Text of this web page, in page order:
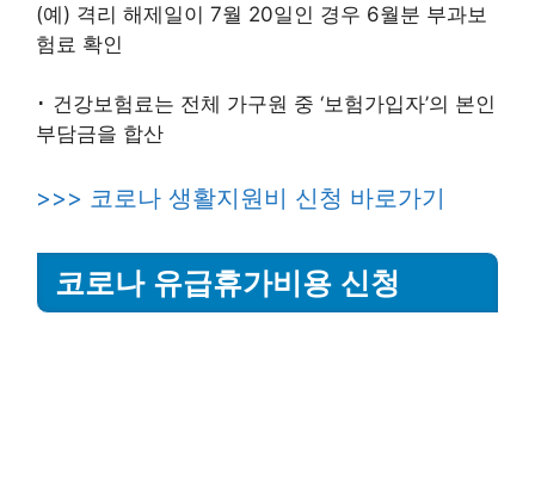
(예) 격리 해제일이 7월 20일인 경우 6월분 부과보
험료 확인
･ 건강보험료는 전체 가구원 중 ‘보험가입자’의 본인
부담금을 합산
>>> 코로나 생활지원비 신청 바로가기
코로나 유급휴가비용 신청